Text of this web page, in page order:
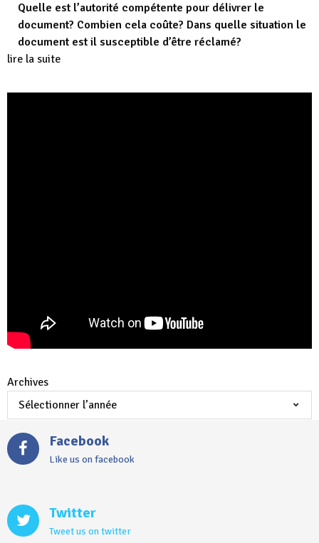
Quelle est l’autorité compétente pour délivrer le
document? Combien cela coûte? Dans quelle situation le
document est il susceptible d’être réclamé?
lire la suite
Archives
Facebook
Like us on facebook
Twitter
Tweet us on twitter